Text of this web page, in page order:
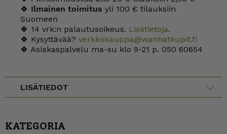
🍀 Ilmainen toimitus yli 100 € tilauksiin
Suomeen
🍀 14 vrk:n palautusoikeus. Lisätietoja.
🍀 Kysyttävää? verkkokauppa@wanhatkupit.fi
🍀 Asiakaspalvelu ma-su klo 9-21 p. 050 60654
LISÄTIEDOT
KATEGORIA